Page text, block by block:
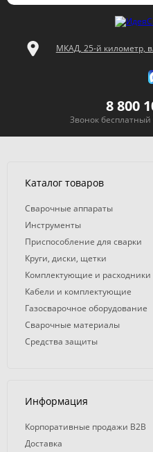
МКАД, 25-й километр,
8 800
Звонок
Каталог товаров
Сварочные аппараты
Инструменты
Приспособление для сварки
Круги, диски, щетки
Комплектующие и расходники
Кабели и комплектующие
Газосварочное оборудование
Сварочные материалы
Средства защиты
Информация
Корпоративные продажи B2B
Доставка